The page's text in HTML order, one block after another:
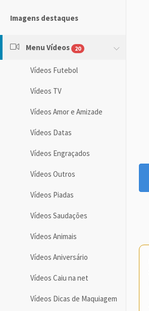
Imagens destaques
Menu Vídeos 20
Vídeos Futebol
Vídeos TV
Vídeos Amor e Amizade
Vídeos Datas
Vídeos Engraçados
Vídeos Outros
Vídeos Piadas
Vídeos Saudações
Vídeos Animais
Vídeos Aniversário
Vídeos Caiu na net
Vídeos Dicas de Maquiagem